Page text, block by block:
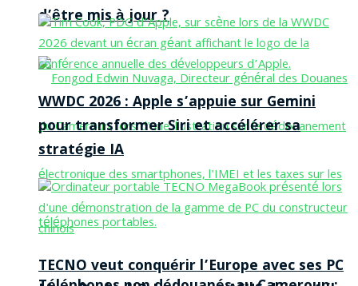
d’être mis à jour ?
WWDC 2026 : Apple s’appuie sur Gemini
pour transformer Siri et accélérer sa
stratégie IA
TECNO veut conquérir l’Europe avec ses PC